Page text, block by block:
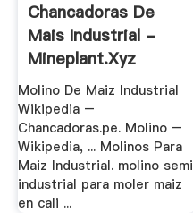
Chancadoras De
Mais Industrial -
Mineplant.xyz
Molino De Maiz Industrial
Wikipedia –
Chancadoras.pe. Molino –
Wikipedia, ... Molinos Para
Maiz Industrial. molino semi
industrial para moler maiz
en cali ...